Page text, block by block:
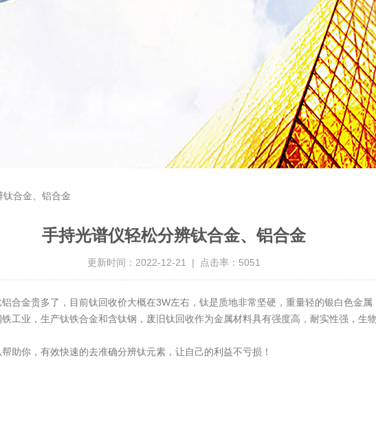
合金、铝合金
手持光谱仪轻松分辨钛合金、铝合金
更新时间：2022-12-21 | 点击率：5051
合金贵多了，目前钛回收价大概在3W左右，钛是质地非常坚硬，重量轻的银白色金
工业，生产钛铁合金和含钛钢，废旧钛回收作为金属材料具有强度高，耐实性强，生
助你，有效快速的去准确分辨钛元素，让自己的利益不亏损！